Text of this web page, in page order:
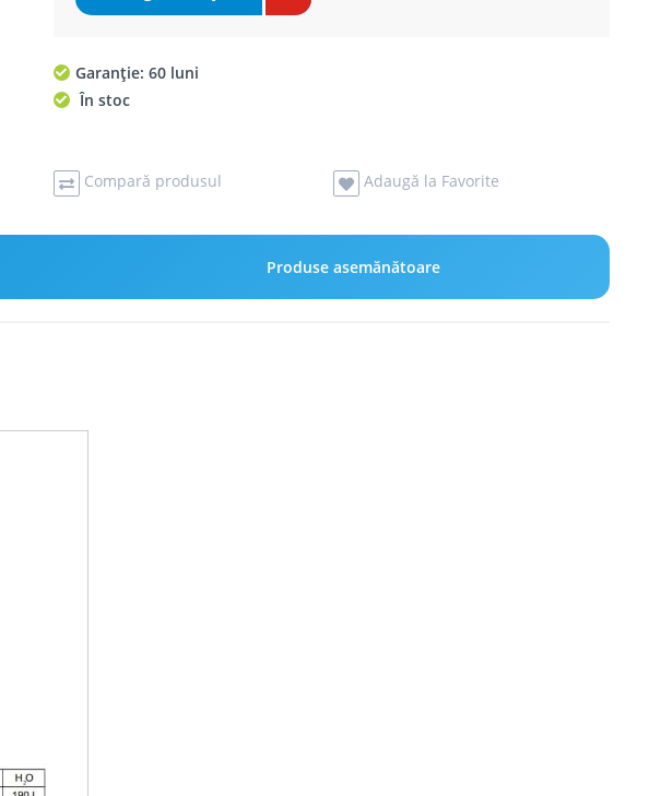
Garanție: 60 luni
În stoc
Compară produsul Adaugă la Favorite
Produse asemănătoare